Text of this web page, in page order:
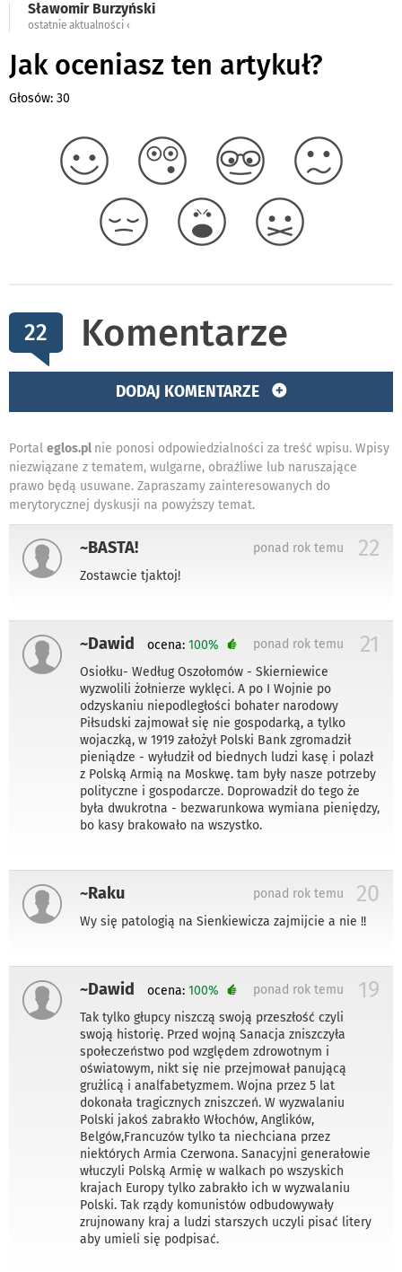
Sławomir Burzyński
ostatnie aktualności ‹
Jak oceniasz ten artykuł?
Głosów: 30
22 Komentarze
DODAJ KOMENTARZE
Portal eglos.pl nie ponosi odpowiedzialności za treść wpisu. Wpisy
niezwiązane z tematem, wulgarne, obraźliwe lub naruszające
prawo będą usuwane. Zapraszamy zainteresowanych do
merytorycznej dyskusji na powyższy temat.
~BASTA! 22
ponad rok temu
Zostawcie tjaktoj!
~Dawid 21
ponad rok temu
ocena: 100%
Osiołku- Według Oszołomów - Skierniewice
wyzwolili żołnierze wyklęci. A po I Wojnie po
odzyskaniu niepodległości bohater narodowy
Piłsudski zajmował się nie gospodarką, a tylko
wojaczką, w 1919 założył Polski Bank zgromadził
pieniądze - wyłudził od biednych ludzi kasę i polazł
z Polską Armią na Moskwę. tam były nasze potrzeby
polityczne i gospodarcze. Doprowadził do tego że
była dwukrotna - bezwarunkowa wymiana pieniędzy,
bo kasy brakowało na wszystko.
~Raku 20
ponad rok temu
Wy się patologią na Sienkiewicza zajmijcie a nie !!
~Dawid 19
ponad rok temu
ocena: 100%
Tak tylko głupcy niszczą swoją przeszłość czyli
swoją historię. Przed wojną Sanacja zniszczyła
społeczeństwo pod względem zdrowotnym i
oświatowym, nikt się nie przejmował panującą
grużlicą i analfabetyzmem. Wojna przez 5 lat
dokonała tragicznych zniszczeń. W wyzwalaniu
Polski jakoś zabrakło Włochów, Anglików,
Belgów,Francuzów tylko ta niechciana przez
niektórych Armia Czerwona. Sanacyjni generałowie
włuczyli Polską Armię w walkach po wszyskich
krajach Europy tylko zabrakło ich w wyzwalaniu
Polski. Tak rządy komunistów odbudowywały
zrujnowany kraj a ludzi starszych uczyli pisać litery
aby umieli się podpisać.